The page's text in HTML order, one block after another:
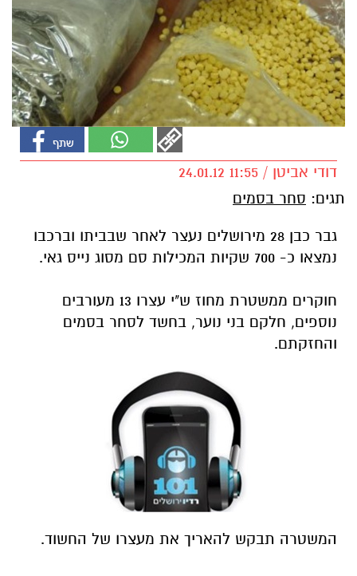
דודי אביטן / 11:55 24.01.12
תגים: סחר בסמים
גבר כבן 28 מירושלים נעצר לאחר שבביתו וברכבו
נמצאו כ- 700 שקיות המכילות סם מסוג נייס גאי.
חוקרים ממשטרת מחוז ש"י עצרו 13 מעורבים
נוספים, חלקם בני נוער, בחשד לסחר בסמים
והחזקתם.
המשטרה תבקש להאריך את מעצרו של החשוד.